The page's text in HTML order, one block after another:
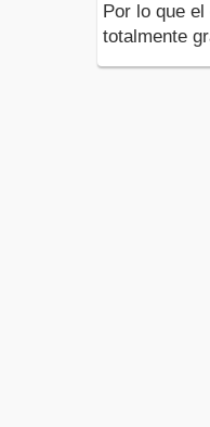
Por lo que
totalmente